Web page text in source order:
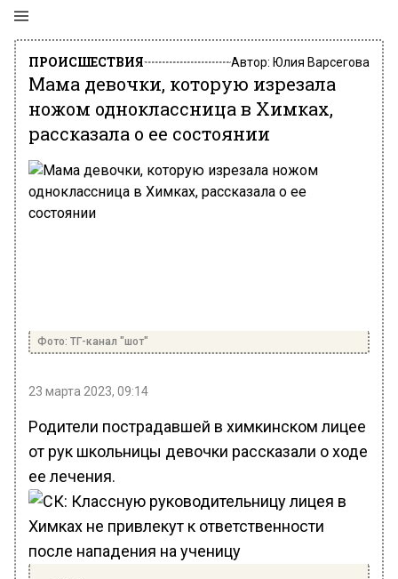
ПРОИСШЕСТВИЯ Автор: Юлия Варсегова
Мама девочки, которую изрезала
ножом одноклассница в Химках,
рассказала о ее состоянии
Фото: ТГ-канал "шот"
23 марта 2023, 09:14
Родители пострадавшей в химкинском лицее
от рук школьницы девочки рассказали о ходе
ее лечения.